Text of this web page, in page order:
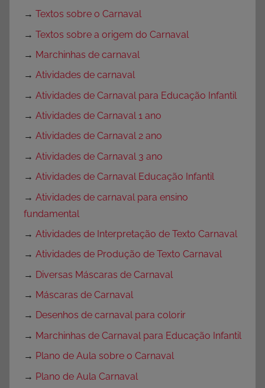
→ Textos sobre o Carnaval
→ Textos sobre a origem do Carnaval
→ Marchinhas de carnaval
→ Atividades de carnaval
→ Atividades de Carnaval para Educação Infantil
→ Atividades de Carnaval 1 ano
→ Atividades de Carnaval 2 ano
→ Atividades de Carnaval 3 ano
→ Atividades de Carnaval Educação Infantil
→ Atividades de carnaval para ensino
fundamental
→ Atividades de Interpretação de Texto Carnaval
→ Atividades de Produção de Texto Carnaval
→ Diversas Máscaras de Carnaval
→ Máscaras de Carnaval
→ Desenhos de carnaval para colorir
→ Marchinhas de Carnaval para Educação Infantil
→ Plano de Aula sobre o Carnaval
→ Plano de Aula Carnaval